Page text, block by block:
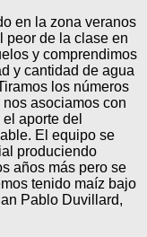
en la zona veranos
peor de la clase en
y comprendimos
y cantidad de agua
los números
asociamos con
aporte del
El equipo se
produciendo
años más pero se
tenido maíz bajo
Pablo Duvillard,